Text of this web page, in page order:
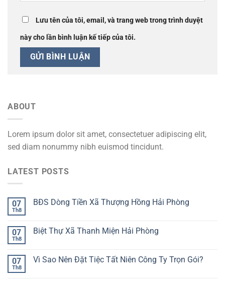
Lưu tên của tôi, email, và trang web trong trình duyệt
này cho lần bình luận kế tiếp của tôi.
ABOUT
Lorem ipsum dolor sit amet, consectetuer adipiscing elit,
sed diam nonummy nibh euismod tincidunt.
LATEST POSTS
07
Th8
BĐS Dòng Tiền Xã Thượng Hồng Hải Phòng
07
Th8
Biệt Thự Xã Thanh Miện Hải Phòng
07
Th8
Vì Sao Nên Đặt Tiệc Tất Niên Công Ty Trọn Gói?